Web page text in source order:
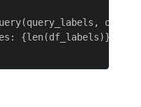
{len(df_labels)}")